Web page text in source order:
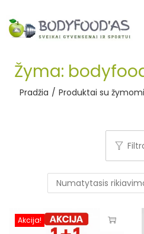
Žyma:
Pradžia / Produktai su
Akcija!